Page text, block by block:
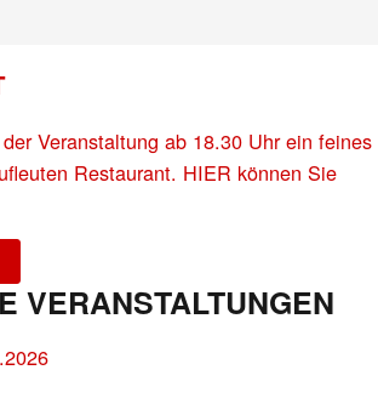
Veranstaltung ab 18.30 Uhr ein feines
Restaurant. HIER können Sie
VERANSTALTUNGEN